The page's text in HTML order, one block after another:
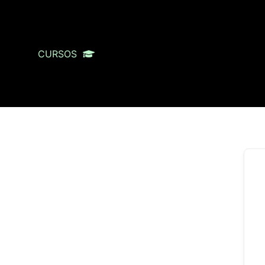
CURSOS